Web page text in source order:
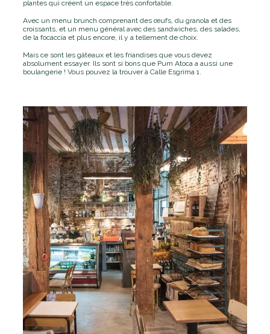
plantes qui créent un espace très confortable.
Avec un menu brunch comprenant des œufs, du granola et des
croissants, et un menu général avec des sandwiches, des salades,
de la focaccia et plus encore, il y a tellement de choix.
Mais ce sont les gâteaux et les friandises que vous devez
absolument essayer. Ils sont si bons que Pum Atoca a aussi une
boulangerie ! Vous pouvez la trouver à Calle Esgrima 1.